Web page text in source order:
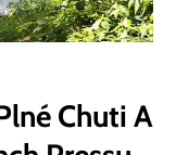
Chuti A